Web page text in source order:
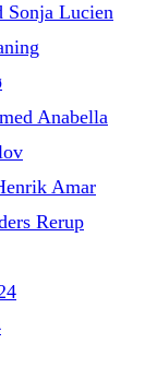
Sonja Lucien
Anabella
Amar
Rerup